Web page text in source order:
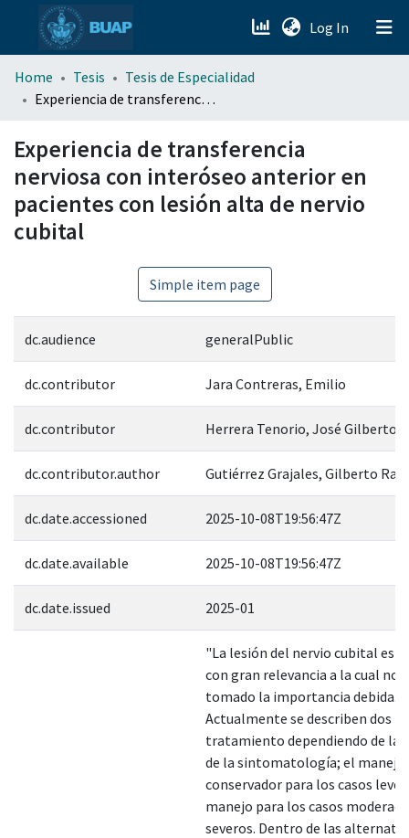
Log In (current)
menu.section.about_menu
Home Tesis
Tesis de Especialidad
Experiencia de transferencia nerviosa con interóseo anterior en pacientes con lesión alta de nervio cubital
Experiencia de transferencia
nerviosa con interóseo anterior en
pacientes con lesión alta de nervio
cubital
Simple item page
dc.audience generalPublic
dc.contributor Jara Contreras, Emilio
dc.contributor Herrera Tenorio, José Gilberto
dc.contributor.author Gutiérrez Grajales, Gilberto
dc.date.accessioned 2025-10-08T19:56:47Z
dc.date.available 2025-10-08T19:56:47Z
dc.date.issued 2025-01
"La lesión del nervio cubital es
con gran relevancia a la cual no
tomado la importancia debida.
Actualmente se describen dos
tratamiento dependiendo de la
de la sintomatología; el manejo
conservador para los casos
manejo para los casos
severos. Dentro de las